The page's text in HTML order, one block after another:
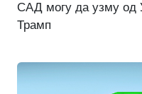
САД могу да узму од
Трамп